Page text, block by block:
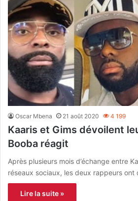
Oscar Mbena 21 août 2020 4 199
Kaaris et Gims dévoilent
Booba réagit
Après plusieurs mois d’échange entre
réseaux sociaux, les deux rappeurs
Lire la suite »